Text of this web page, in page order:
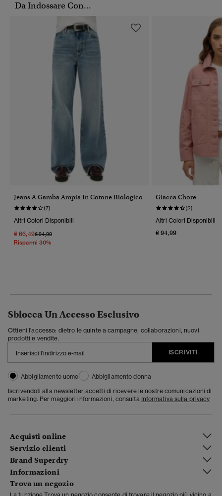
Da Indossare Con...
Jeans A Gamba Ampia In Cotone Biologico
(7)
Altri Colori Disponibili
€ 66,49Prezzo Ridotto Da
€ 94,99A
Risparmi 30%
Giacca Chore
(2)
Altri Colori Disponibili
€ 94,99
Sblocca Un Accesso Esclusivo
Ottieni l'accesso: dietro le quinte a campagne, collaborazioni, nuovi
prodotti e vendite.
ISCRIVITI
Abbigliamento uomo
Abbigliamento donna
Iscrivendoti alla newsletter accetti di ricevere le nostre comunicazioni di
marketing. Per maggiori informazioni, consulta Informativa sulla privacy
Acquisti online
Servizio clienti
Brand Superdry
Informazioni
Trova un negozio